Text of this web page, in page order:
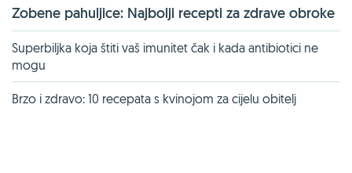
Zobene pahuljice: Najbolji recepti za zdrave obroke
Superbiljka koja štiti vaš imunitet čak i kada antibiotici ne
mogu
Brzo i zdravo: 10 recepata s kvinojom za cijelu obitelj